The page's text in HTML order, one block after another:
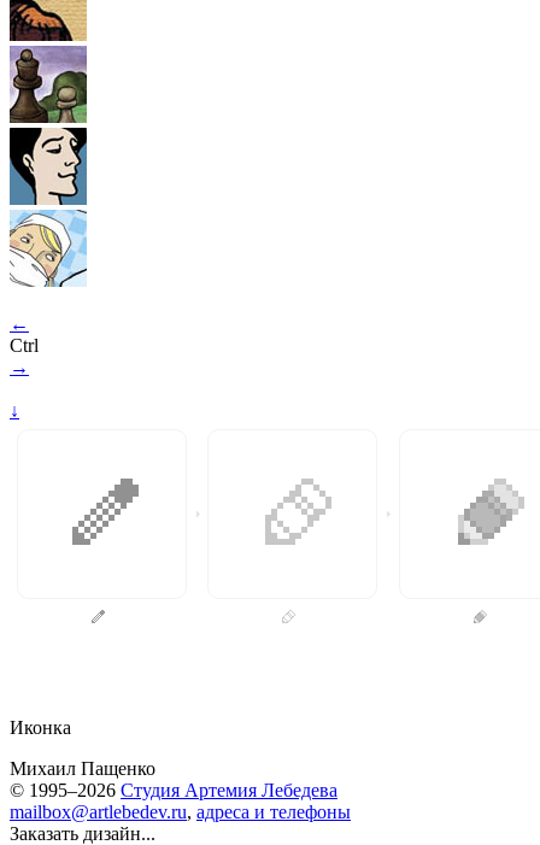
←
Ctrl
→
↓
Иконка
Михаил Пащенко
© 1995–2026 Студия Артемия Лебедева
mailbox@artlebedev.ru, адреса и телефоны
Заказать дизайн...